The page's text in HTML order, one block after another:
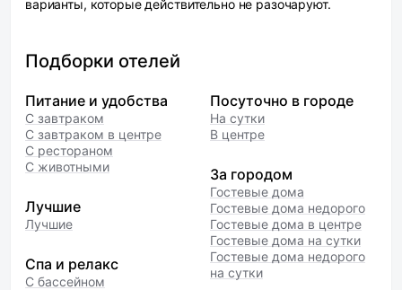
варианты, которые действительно не разочаруют.
Подборки отелей
Питание и удобства
С завтраком
С завтраком в центре
С рестораном
С животными
Лучшие
Лучшие
Спа и релакс
С бассейном
Посуточно в городе
На сутки
В центре
За городом
Гостевые дома
Гостевые дома недорого
Гостевые дома в центре
Гостевые дома на сутки
Гостевые дома недорого
на сутки